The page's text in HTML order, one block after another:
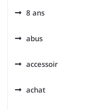
8 ans
abus
accessoir
achat